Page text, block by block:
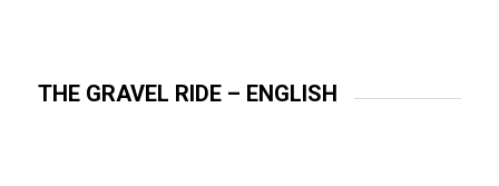
THE GRAVEL RIDE – ENGLISH